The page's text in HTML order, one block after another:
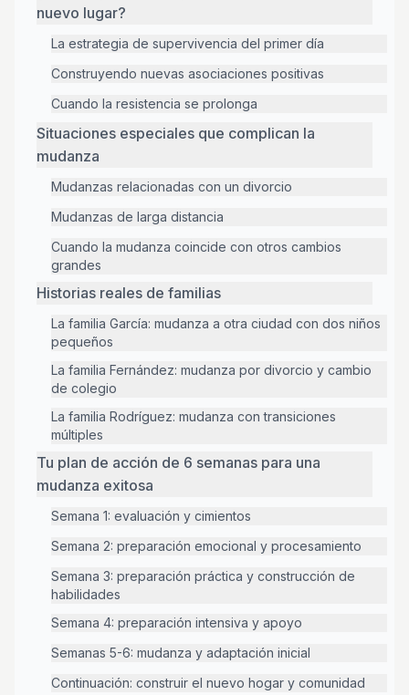
nuevo lugar?
La estrategia de supervivencia del primer día
Construyendo nuevas asociaciones positivas
Cuando la resistencia se prolonga
Situaciones especiales que complican la
mudanza
Mudanzas relacionadas con un divorcio
Mudanzas de larga distancia
Cuando la mudanza coincide con otros cambios
grandes
Historias reales de familias
La familia García: mudanza a otra ciudad con dos niños
pequeños
La familia Fernández: mudanza por divorcio y cambio
de colegio
La familia Rodríguez: mudanza con transiciones
múltiples
Tu plan de acción de 6 semanas para una
mudanza exitosa
Semana 1: evaluación y cimientos
Semana 2: preparación emocional y procesamiento
Semana 3: preparación práctica y construcción de
habilidades
Semana 4: preparación intensiva y apoyo
Semanas 5-6: mudanza y adaptación inicial
Continuación: construir el nuevo hogar y comunidad